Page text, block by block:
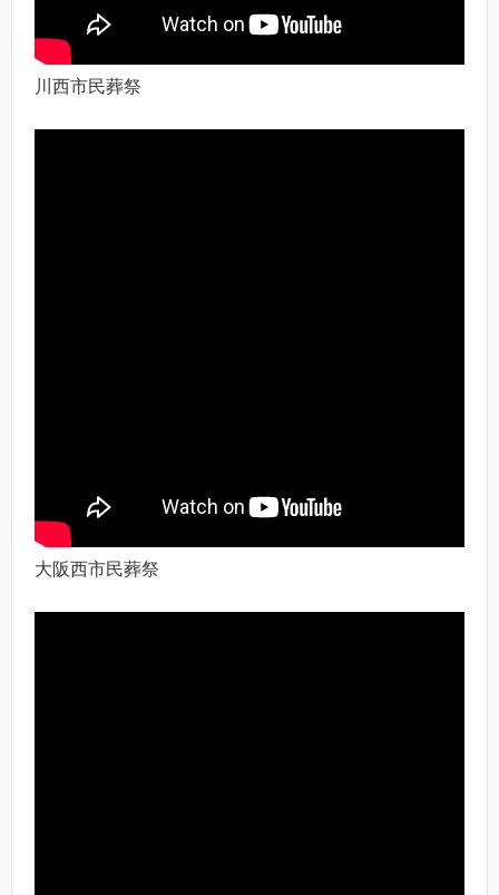
川西市民葬祭
大阪西市民葬祭